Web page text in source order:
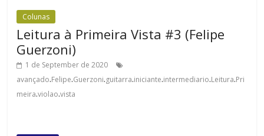
Colunas
Leitura à Primeira Vista #3 (Felipe
Guerzoni)
1 de September de 2020
avançado.Felipe.Guerzoni.guitarra.iniciante.intermediario.Leitura.Pri
meira.violao.vista